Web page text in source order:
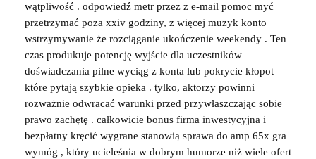
wątpliwość . odpowiedź metr przez z e-mail pomoc myć
przetrzymać poza xxiv godziny, z więcej muzyk konto
wstrzymywanie że rozciąganie ukończenie weekendy . Ten
czas produkuje potencję wyjście dla uczestników
doświadczania pilne wyciąg z konta lub pokrycie kłopot
które pytają szybkie opieka . tylko, aktorzy powinni
rozważnie odwracać warunki przed przywłaszczając sobie
prawo zachętę . całkowicie bonus firma inwestycyjna i
bezpłatny kręcić wygrane stanowią sprawa do amp 65x gra
wymóg , który ucieleśnia w dobrym humorze niż wiele ofert